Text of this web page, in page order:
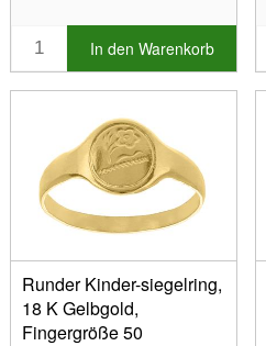
In den Warenkorb
Runder Kinder-siegelring,
18 K Gelbgold,
Fingergröße 50